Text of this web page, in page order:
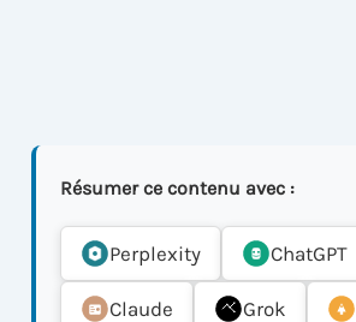
Résumer ce contenu avec :
Perplexity ChatGPT
Claude Grok